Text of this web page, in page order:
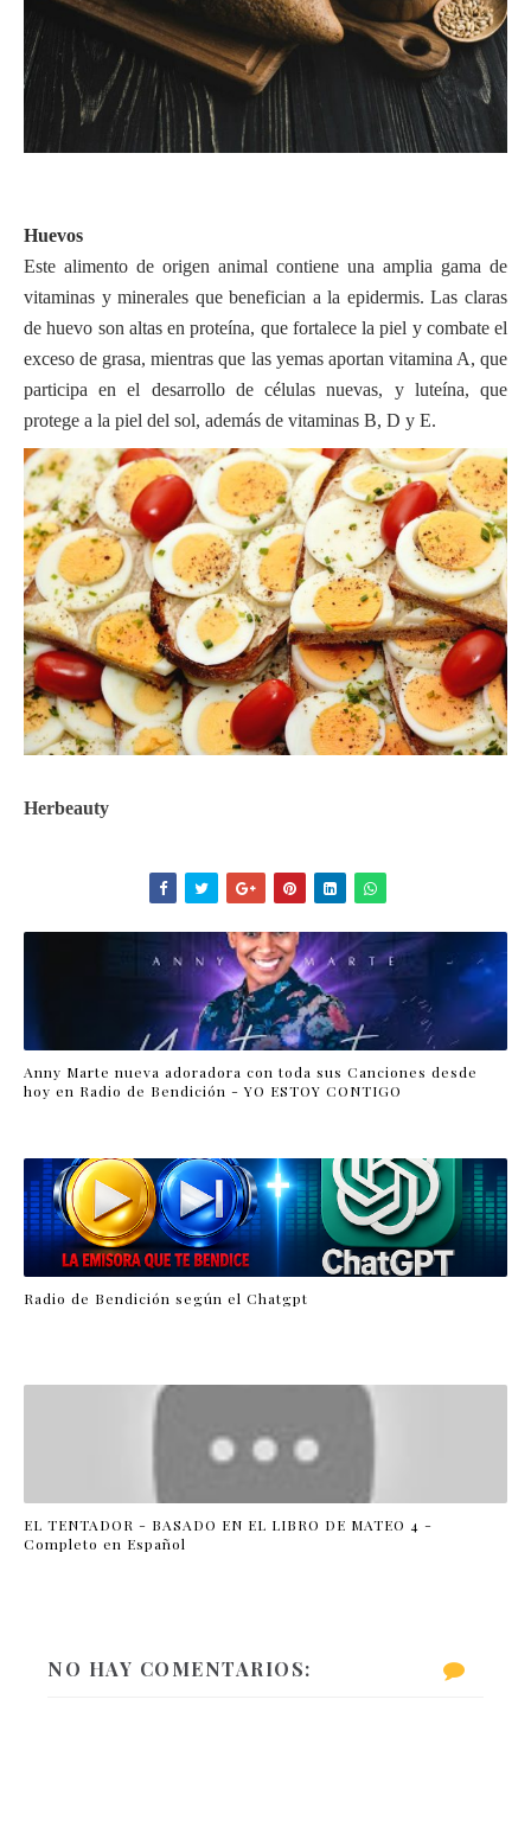
Huevos
Este alimento de origen animal contiene una amplia gama de
vitaminas y minerales que benefician a la epidermis. Las claras
de huevo son altas en proteína, que fortalece la piel y combate el
exceso de grasa, mientras que las yemas aportan vitamina A, que
participa en el desarrollo de células nuevas, y luteína, que
protege a la piel del sol, además de vitaminas B, D y E.
Herbeauty
Anny Marte nueva adoradora con toda sus Canciones desde
hoy en Radio de Bendición - YO ESTOY CONTIGO
Radio de Bendición según el Chatgpt
EL TENTADOR - BASADO EN EL LIBRO DE MATEO 4 -
Completo en Español
NO HAY COMENTARIOS: